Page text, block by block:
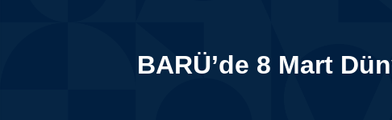
BARÜ’de 8 Mart